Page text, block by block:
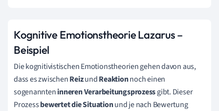
Kognitive Emotionstheorie Lazarus –
Beispiel
Die kognitivistischen Emotionstheorien gehen davon aus,
dass es zwischenReizundReaktionnoch einen
sogenannteninneren Verarbeitungsprozessgibt. Dieser
Prozessbewertet die Situationund je nach Bewertung